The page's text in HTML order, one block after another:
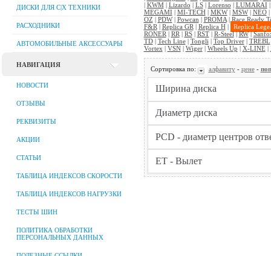
ДИСКИ ДЛЯ C|Х ТЕХНИКИ
РАСХОДНИКИ
АВТОМОБИЛЬНЫЕ АКСЕССУАРЫ
НАВИГАЦИЯ
НОВОСТИ
ОТЗЫВЫ
РЕКВИЗИТЫ
АКЦИИ
СТАТЬИ
ТАБЛИЦА ИНДЕКСОВ СКОРОСТИ
ТАБЛИЦА ИНДЕКСОВ НАГРУЗКИ
ТЕСТЫ ШИН
ПОЛИТИКА ОБРАБОТКИ
ПЕРСОНАЛЬНЫХ ДАННЫХ
| KWM| Lizardo | LS| Lorenso | LUMARAI
MEGAMI | MI-TECH| MKW| MSW| NEO|
OZ | PDW| Powcan | PROMA| Race Ready
F&R | Replica GR | Replica H|
Replica
RONER | RR | RS| RST| R-Steel|RW|
TD| Tech Line| Tongli | Top Driver| TREBL
Vortex | VSN| Wiger| Wheels Up | X-LINE|
Сортировка по: алфавиту- цене-